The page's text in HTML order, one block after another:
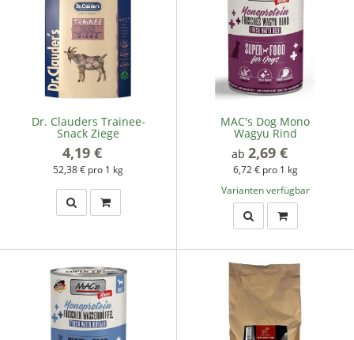
Dr. Clauders Trainee-
Snack Ziege
4,19 €
52,38 € pro 1 kg
MAC's Dog Mono
Wagyu Rind
ab 2,69 €
6,72 € pro 1 kg
Varianten verfügbar